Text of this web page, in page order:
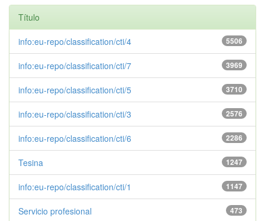
Título
5506
info:eu-repo/classification/cti/4
3969
info:eu-repo/classification/cti/7
3710
info:eu-repo/classification/cti/5
2576
info:eu-repo/classification/cti/3
2286
info:eu-repo/classification/cti/6
1247
Tesina
1147
info:eu-repo/classification/cti/1
473
Servicio profesional